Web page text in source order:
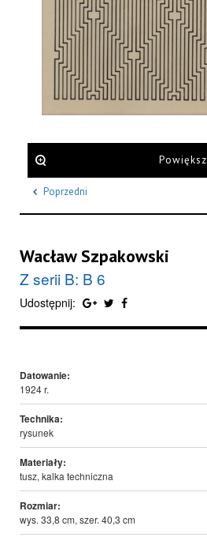
Powiększ
Poprzedni
Wacław Szpakowski
Z serii B: B 6
Udostępnij:
Datowanie:
1924 r.
Technika:
rysunek
Materiały:
tusz, kalka techniczna
Rozmiar:
wys. 33,8 cm, szer. 40,3 cm